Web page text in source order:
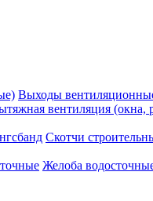
Выходы
вентиляция (окна,
Скотчи
Желоба